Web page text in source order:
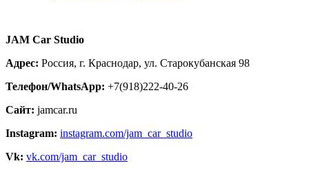
JAM Car Studio
Адрес: Россия, г. Краснодар, ул. Старокубанская 98
Телефон/WhatsApp: +7(918)222-40-26
Сайт: jamcar.ru
Instagram: instagram.com/jam_car_studio
Vk: vk.com/jam_car_studio